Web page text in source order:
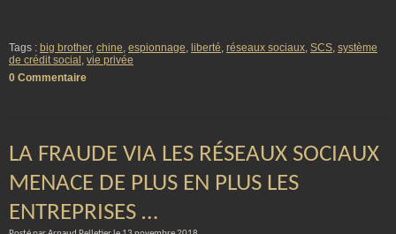
Tags : big brother, chine, espionnage, liberté, réseaux sociaux, SCS, système
de crédit social , vie privée
0 Commentaire
LA FRAUDE VIA LES RÉSEAUX SOCIAUX
MENACE DE PLUS EN PLUS LES
ENTREPRISES …